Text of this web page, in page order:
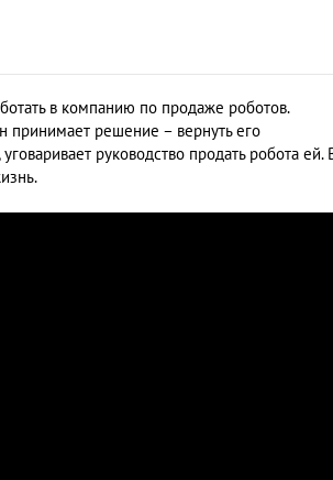
в компанию по продаже роботов.
принимает решение – вернуть его
руководство продать робота ей.